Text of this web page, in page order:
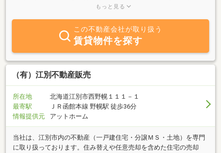
店は国道１２号線沿いイオン江別店さん向かいです。お隣は理美容
もっと見る
この不動産会社が取り扱う
賃貸物件を探す
（有）江別不動産販売
所在地
北海道江別市西野幌１１１－１
最寄駅
ＪＲ函館本線 野幌駅 徒歩36分
情報提供元
アットホーム
当社は、江別市内の不動産（一戸建住宅・分譲ＭＳ・土地）を専門
に取り扱っております。住み替えや任意売却を含めた住宅の売却